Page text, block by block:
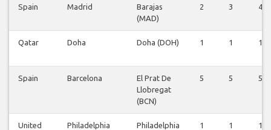
Spain Madrid
Barajas
(MAD)
2 3 4
Qatar Doha Doha (DOH) 1 1 1
Spain Barcelona
El Prat De
Llobregat
(BCN)
5 5 5
United
Philadelphia
Philadelphia
1 1 1